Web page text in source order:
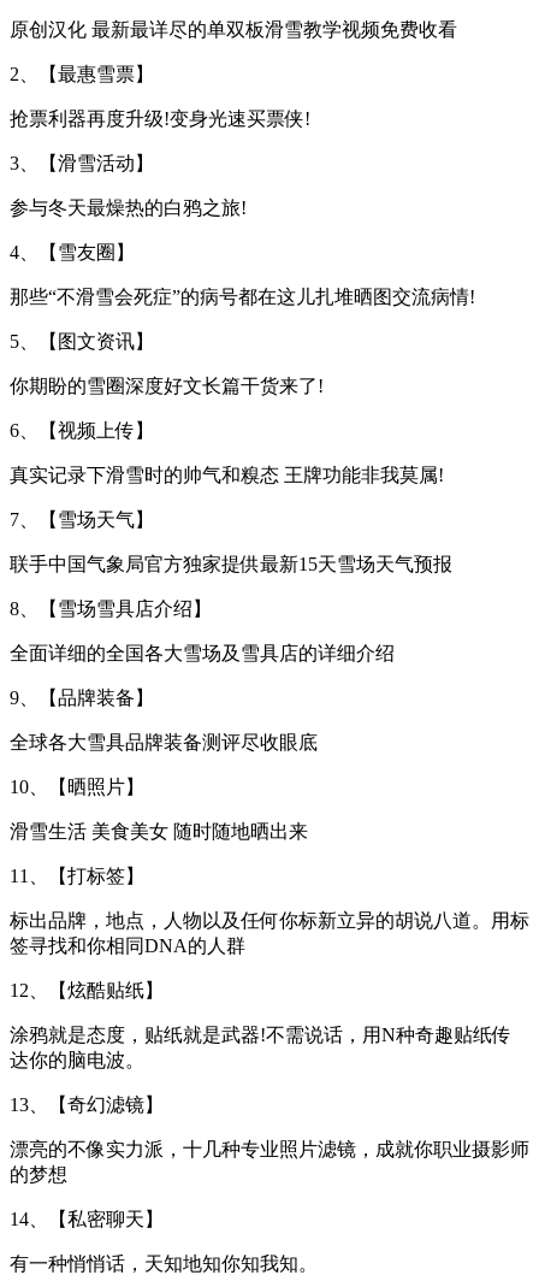
原创汉化 最新最详尽的单双板滑雪教学视频免费收看
2、【最惠雪票】
抢票利器再度升级!变身光速买票侠!
3、【滑雪活动】
参与冬天最燥热的白鸦之旅!
4、【雪友圈】
那些“不滑雪会死症”的病号都在这儿扎堆晒图交流病情!
5、【图文资讯】
你期盼的雪圈深度好文长篇干货来了!
6、【视频上传】
真实记录下滑雪时的帅气和糗态 王牌功能非我莫属!
7、【雪场天气】
联手中国气象局官方独家提供最新15天雪场天气预报
8、【雪场雪具店介绍】
全面详细的全国各大雪场及雪具店的详细介绍
9、【品牌装备】
全球各大雪具品牌装备测评尽收眼底
10、【晒照片】
滑雪生活 美食美女 随时随地晒出来
11、【打标签】
标出品牌，地点，人物以及任何你标新立异的胡说八道。用标
签寻找和你相同DNA的人群
12、【炫酷贴纸】
涂鸦就是态度，贴纸就是武器!不需说话，用N种奇趣贴纸传
达你的脑电波。
13、【奇幻滤镜】
漂亮的不像实力派，十几种专业照片滤镜，成就你职业摄影师
的梦想
14、【私密聊天】
有一种悄悄话，天知地知你知我知。